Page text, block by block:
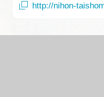
http://nihon-